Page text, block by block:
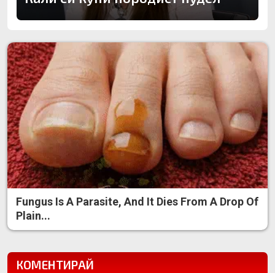
Fungus Is A Parasite, And It Dies From A Drop Of
Plain...
КОМЕНТИРАЙ